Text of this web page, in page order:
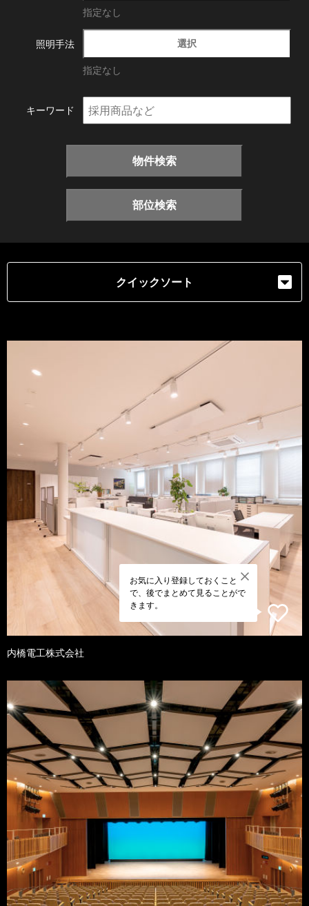
指定なし
照明手法 選択
指定なし
キーワード
物件検索
部位検索
クイックソート
お気に入り登録しておくこと
で、後でまとめて見ることがで
きます。
内橋電工株式会社